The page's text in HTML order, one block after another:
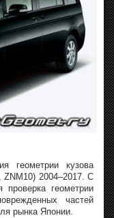
геометрии кузова
ZNM10) 2004–2017. С
геометрии
частей
рынка Японии.